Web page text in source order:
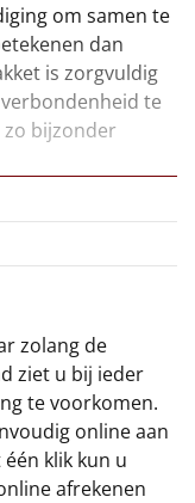
om samen te
dan
is zorgvuldig
te
zo bijzonder
zolang de
ziet u bij ieder
te voorkomen.
online aan
klik kun u
afrekenen